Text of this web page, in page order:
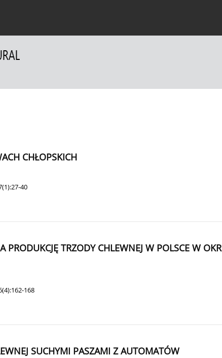
CHŁOPSKICH
40
TRZODY CHLEWNEJ W POLSCE W
168
SUCHYMI PASZAMI Z AUTOMATÓW